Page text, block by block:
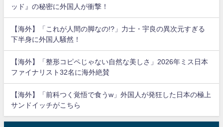
ッド』の秘密に外国人が衝撃！
【海外】「これが人間の脚なの!?」力士・宇良の異次元すぎる
下半身に外国人騒然！
【海外】「整形コピペじゃない自然な美しさ」2026年ミス日本
ファイナリスト32名に海外絶賛
【海外】「前科つく覚悟で食うw」外国人が発狂した日本の極上
サンドイッチがこちら